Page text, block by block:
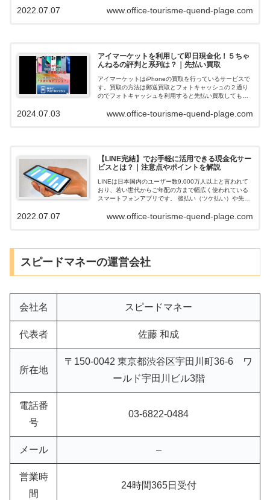
し、審査が簡単な業者について解説します。...
www.office-tourisme-quend-plage.com
2022.07.07
アイマーケットを利用して即日現金化！５ちゃ
んねるの評判と系列は？｜先払い買取
アイマーケットはiPhoneの買取を行っているサービスで
す。買取の方法は郵送買取とフォトキャッシュの２通り
のでフォトキャッシュを利用すると先払い買取してもら
ると、在籍確認も無く申込みの審査落...
www.office-tourisme-quend-plage.com
2024.07.03
【LINE完結】でお手軽に活用できる現金化サー
ビスとは？｜注意点やポイントを解説
LINEは日本国内のユーザー数9,000万人以上と言われて
おり、若い世代からご年配の方まで幅広く使われている
スマートフォンアプリです。 後払い（ツケ払い）や先払
込や審査が完結できる」業者...
www.office-tourisme-quend-plage.com
2022.07.07
スピードマネーの運営会社
会社名 スピードマネー
代表者 佐藤 和成
所在地
〒150-0042 東京都渋谷区宇田川町36-6 ワ
ールド宇田川ビル3階
電話番
号
03-6822-0484
メール –
営業時
間
24時間365日受付